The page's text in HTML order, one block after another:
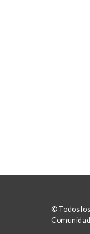
© Todos